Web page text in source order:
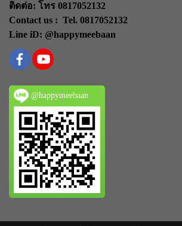
ติดต่อ: โทร 0817052132
Contact us : Tel. 0817052132
Line iD: @happymeebaan
@happymeebaan